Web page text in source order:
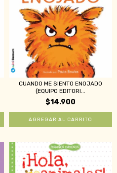
CUANDO ME SIENTO ENOJADO
(EQUIPO EDITORI...
$14.900